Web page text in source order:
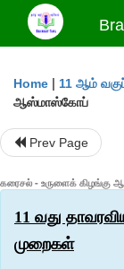
Home | 11 ஆம்
ஆஸ்மாஸ்கோப்
Prev Page
கரைசல் - உருளைக் கிழங்கு
11 வது
முறைகள்